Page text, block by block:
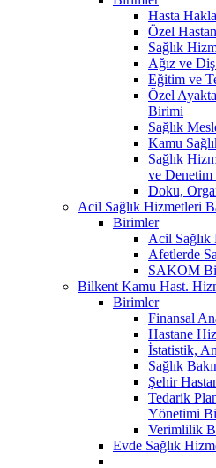
Hasta
Özel
Sağlık
Ağız ve
Eğitim ve
Özel
Birimi
Sağlık
Kamu
Sağlık
ve
Doku,
Acil Sağlık Hizmetleri
Birimler
Acil
Afetlerde
SAKOM
Bilkent Kamu Hast.
Birimler
Finansal
Hastane
İstatistik,
Sağlık
Şehir
Tedarik
Yönetimi
Verimlilik
Evde Sağlık